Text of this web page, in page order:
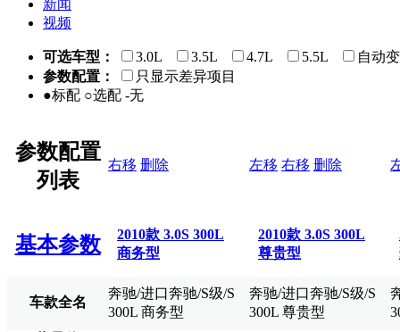
新闻
视频
可选车型： 3.0L 3.5L 4.7L 5.5L
自动
参数配置：
只显示差异项目
●标配 ○选配 -无
参数配置
列表
右移 删除 左移 右移 删除
基本参数
2010款 3.0S 300L
商务型
2010款 3.0S 300L
尊贵型
车款全名
奔驰/进口奔驰/S级/S
300L 商务型
奔驰/进口奔驰/S级/S
300L 尊贵型